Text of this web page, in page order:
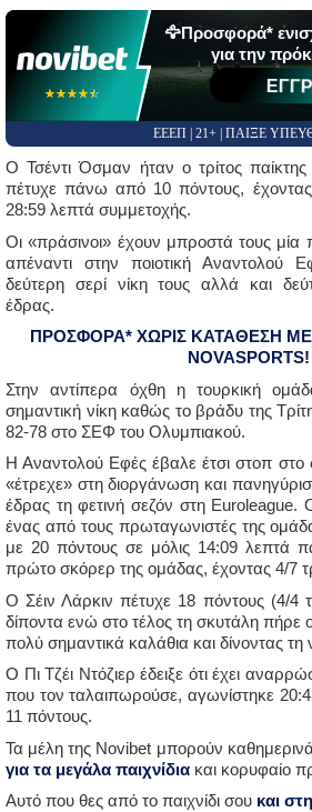
☆☆☆☆☆
★★★★★
🦅Προσφορά*
για την
ΕΕΕΠ | 21+ | ΠΑΙΞΕ
Ο Τσέντι Όσμαν ήταν ο τρίτος
πέτυχε πάνω από 10 πόντους,
28:59 λεπτά συμμετοχής.
Οι «πράσινοι» έχουν μπροστά τους
απέναντι στην ποιοτική
δεύτερη σερί νίκη τους αλλά και
έδρας.
ΠΡΟΣΦΟΡΑ* ΧΩΡΙΣ ΚΑΤΑΘΕΣΗ
NOVASPORTS!
Στην αντίπερα όχθη η τουρκική
σημαντική νίκη καθώς το βράδυ της
82-78 στο ΣΕΦ του Ολυμπιακού.
Η Αναντολού Εφές έβαλε έτσι στοπ
«έτρεχε» στη διοργάνωση και
έδρας τη φετινή σεζόν στη Euroleague.
ένας από τους πρωταγωνιστές της
με 20 πόντους σε μόλις 14:09 λεπτά
πρώτο σκόρερ της ομάδας, έχοντας 4/7
Ο Σέιν Λάρκιν πέτυχε 18 πόντους (4/4
δίποντα ενώ στο τέλος τη σκυτάλη πήρε
πολύ σημαντικά καλάθια και δίνοντας τη
Ο Πι Τζέι Ντόζιερ έδειξε ότι έχει
που τον ταλαιπωρούσε, αγωνίστηκε
11 πόντους.
Τα μέλη της Novibet μπορούν
για τα μεγάλα παιχνίδια και κορυφαίο
Αυτό που θες από το παιχνίδι σου και